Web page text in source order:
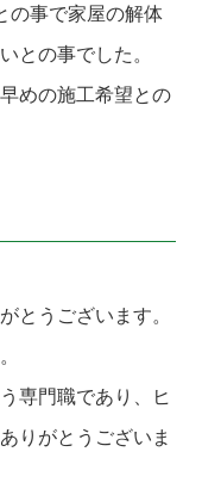
の事で家屋の解体
との事でした。
めの施工希望との
とうございます。
専門職であり、ヒ
りがとうございま